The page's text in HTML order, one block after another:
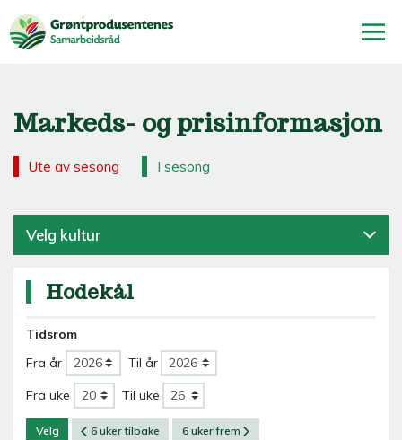
Markeds- og prisinformasjon
Ute av sesong I sesong
Velg kultur
Hodekål
Tidsrom
Fra år
Til år
Fra uke Til uke
Velg 6 uker tilbake 6 uker frem